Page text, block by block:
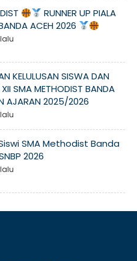
RUNNER UP PIALA
ACEH 2026
KELULUSAN SISWA DAN
XII SMA METHODIST BANDA
AJARAN 2025/2026
SMA Methodist Banda
2026